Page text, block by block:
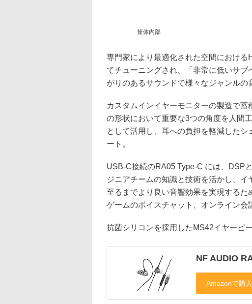
筐体内部
専門家により最適化された空間におけ
てチューニングされ、「非常に低いサ
がりのあるサウンドで様々なジャンルの
カスタムインイヤーモニターの製造で
の形状において重要な3つの角度を人間
として活用し、耳への負担を軽減した
ート。
USB-C接続のRA05 Type-C には、DSP
ジニアチームの知識と技術を活かし、
至るまでより良い音響効果を実現するた
ゲームのボイスチャット、オンライン会
抗菌シリコンを採用したMS42イヤーピ
NF AUDIO